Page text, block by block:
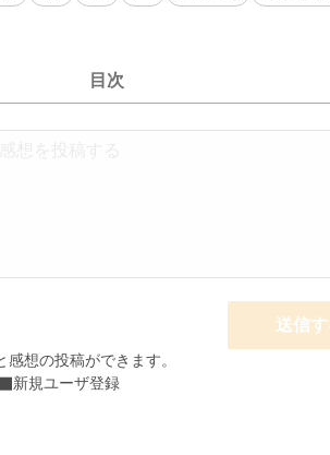
目次
送信す
感想の投稿ができます。
新規ユーザ登録